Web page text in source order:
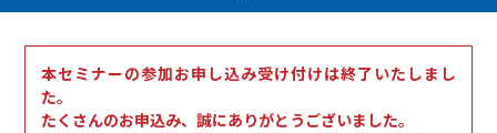
本セミナーの参加お申し込み受け付けは終了いたしまし
た。
たくさんのお申込み、誠にありがとうございました。